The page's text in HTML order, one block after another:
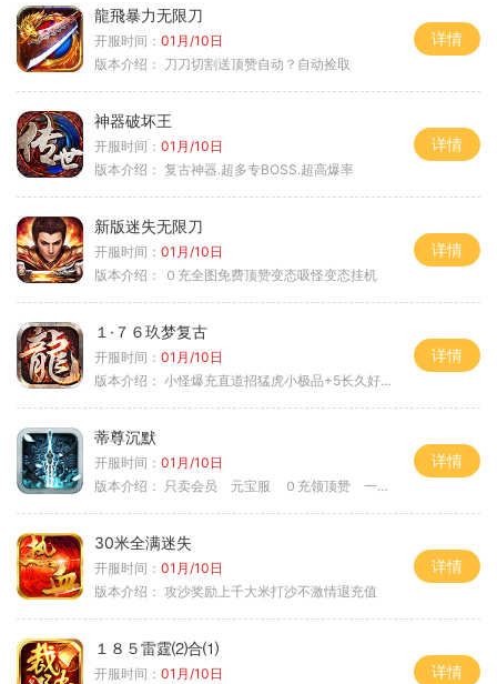
龍飛暴力无限刀
开服时间： 01月/10日
版本介绍： 刀刀切割送顶赞自动？自动捡取
详情
神器破坏王
开服时间： 01月/10日
版本介绍： 复古神器.超多专BOSS.超高爆率
详情
新版迷失无限刀
开服时间： 01月/10日
版本介绍：
０充全图免费顶赞变态吸怪变态挂机
详情
１·７６玖梦复古
开服时间： 01月/10日
版本介绍： 小怪爆充直道招猛虎小极品+5长久好玩
详情
蒂尊沉默
开服时间： 01月/10日
版本介绍： 只卖会员 元宝服 ０充领顶赞 一切靠打
详情
30米全满迷失
开服时间： 01月/10日
版本介绍： 攻沙奖励上千大米打沙不激情退充值
详情
１８５雷霆⑵合⑴
开服时间： 01月/10日
详情